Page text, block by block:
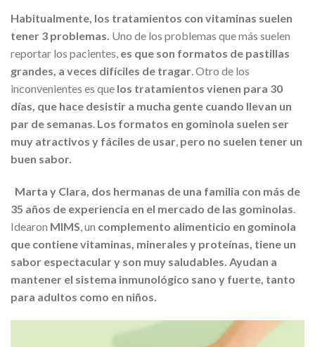
Habitualmente, los tratamientos con vitaminas suelen
tener 3 problemas. Uno de los problemas que más suelen
reportar los pacientes, es que son formatos de pastillas
grandes, a veces difíciles de tragar. Otro de los
inconvenientes es que los tratamientos vienen para 30
días, que hace desistir a mucha gente cuando llevan un
par de semanas. Los formatos en gominola suelen ser
muy atractivos y fáciles de usar, pero no suelen tener un
buen sabor.
Marta y Clara, dos hermanas de una familia con más de
35 años de experiencia en el mercado de las gominolas.
Idearon MIMS, un complemento alimenticio en gominola
que contiene vitaminas, minerales y proteínas, tiene un
sabor espectacular y son muy saludables. Ayudan a
mantener el sistema inmunológico sano y fuerte, tanto
para adultos como en niños.